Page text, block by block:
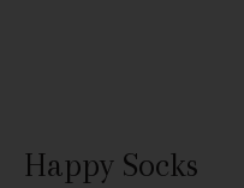
Happy Socks